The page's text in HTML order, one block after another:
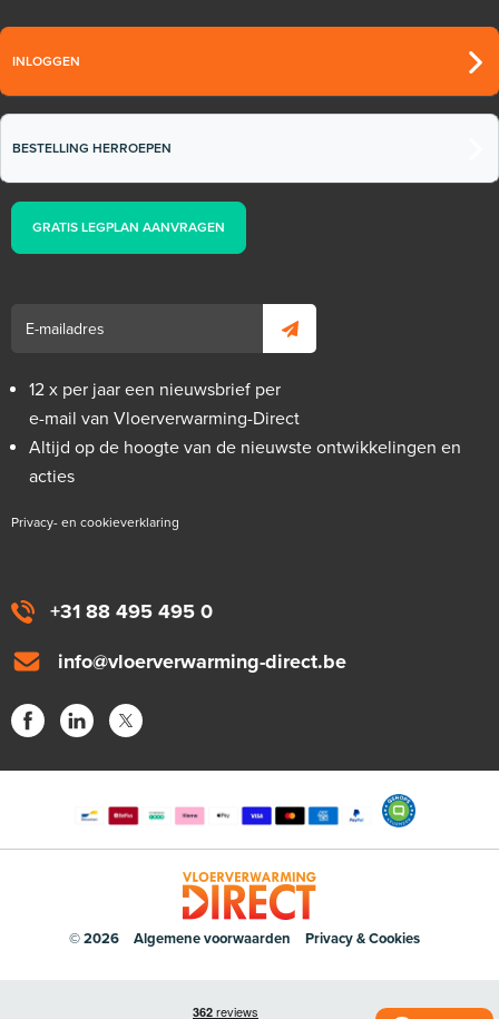
+31 88 495 495 0
info@vloerverwarming-direct.be
INLOGGEN
BESTELLING HERROEPEN
GRATIS LEGPLAN AANVRAGEN
12 x per jaar een nieuwsbrief per
e-mail van Vloerverwarming-Direct
Altijd op de hoogte van de nieuwste ontwikkelingen en
acties
Privacy- en cookieverklaring
© 2026 Algemene voorwaarden Privacy & Cookies